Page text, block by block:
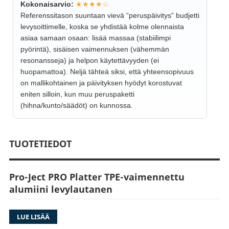
Kokonaisarvio: ★★★★☆
Referenssitason suuntaan vievä “peruspäivitys” budjetti
levysoittimelle, koska se yhdistää kolme olennaista
asiaa samaan osaan: lisää massaa (stabiilimpi
pyörintä), sisäisen vaimennuksen (vähemmän
resonansseja) ja helpon käytettävyyden (ei
huopamattoa). Neljä tähteä siksi, että yhteensopivuus
on mallikohtainen ja päivityksen hyödyt korostuvat
eniten silloin, kun muu peruspaketti
(hihna/kunto/säädöt) on kunnossa.
TUOTETIEDOT
Pro-Ject PRO Platter TPE-vaimennettu
alumiini levylautanen
Levylautanen on yksi levysoittimen
keskeisimmistä mekaanisista komponenteista.
LUE LISÄÄ